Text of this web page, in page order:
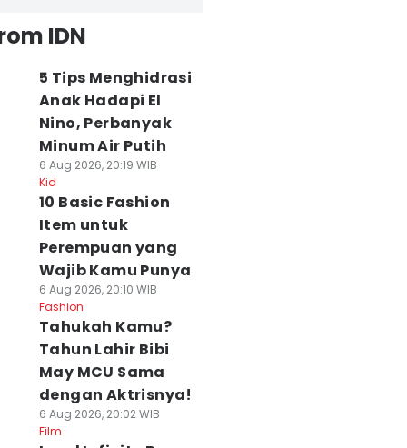
IDN
5 Tips Menghidrasi
Anak Hadapi El
Nino, Perbanyak
Minum Air Putih
6 Aug 2026, 20:19 WIB
Kid
10 Basic Fashion
Item untuk
Perempuan yang
Wajib Kamu Punya
6 Aug 2026, 20:10 WIB
Fashion
Tahukah Kamu?
Tahun Lahir Bibi
May MCU Sama
dengan Aktrisnya!
6 Aug 2026, 20:02 WIB
Film